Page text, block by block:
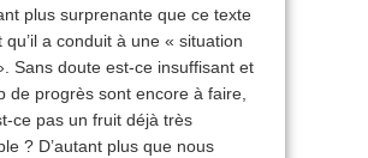
plus surprenante que ce texte
qu’il a conduit à une « situation
Sans doute est-ce insuffisant et
de progrès sont encore à faire,
ce pas un fruit déjà très
? D’autant plus que nous